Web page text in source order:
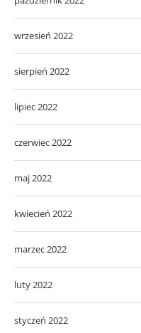
wrzesień 2022
sierpień 2022
lipiec 2022
czerwiec 2022
maj 2022
kwiecień 2022
marzec 2022
luty 2022
styczeń 2022